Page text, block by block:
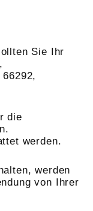
Sie Ihr
die
werden.
werden
von Ihrer